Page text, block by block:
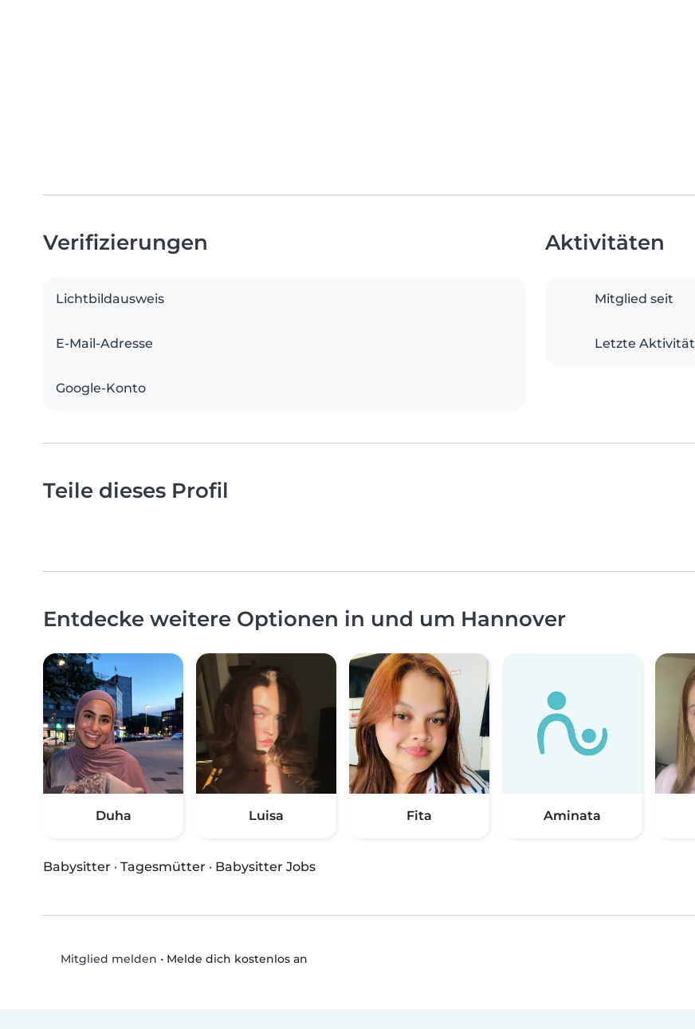
Verifizierungen
Lichtbildausweis
E-Mail-Adresse
Google-Konto
Aktivitäten
Mitglied seit
Letzte Aktivität
Teile dieses Profil
Entdecke weitere Optionen in und um Hannover
Duha Luisa Fita Aminata
Babysitter · Tagesmütter · Babysitter Jobs
Mitglied melden • Melde dich kostenlos an